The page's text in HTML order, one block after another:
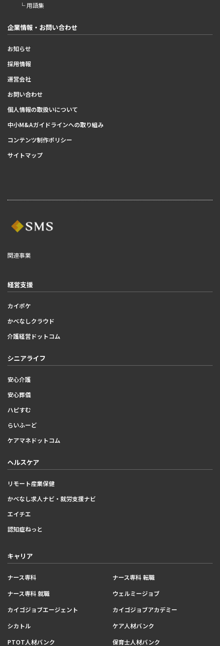
└ 用語集
企業情報・お問い合わせ
お知らせ
採用情報
運営会社
お問い合わせ
個人情報の取扱いについて
中小M&Aガイドラインへの取り組み
コンテンツ制作ポリシー
サイトマップ
関連事業
経営支援
カイポケ
かべなしクラウド
介護経営ドットコム
シニアライフ
安心介護
安心葬儀
ハピすむ
らいふーど
ケアマネドットコム
ヘルスケア
リモート産業保健
かべなし求人ナビ・就労支援ナビ
エイチエ
認知症ねっと
キャリア
ナース専科
ナース専科 転職
ナース専科 就職
ウェルミージョブ
カイゴジョブエージェント
カイゴジョブアカデミー
シカトル
ケア人材バンク
PTOT人材バンク
保育士人材バンク